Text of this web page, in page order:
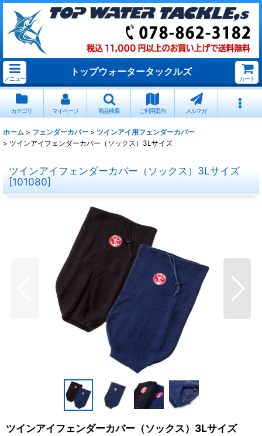
メニュー
トップウォータータックルズ
カート
カテゴリ マイページ 商品検索 ご利用案内 メルマガ
ホーム > フェンダーカバー > ツインアイ用フェンダーカバー
> ツインアイフェンダーカバー（ソックス）3Lサイズ
ツインアイフェンダーカバー（ソックス）3Lサイズ
[101080]
ツインアイフェンダーカバー（ソックス）3Lサイズ